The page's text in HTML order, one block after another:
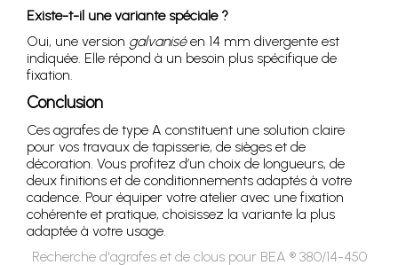
Existe-t-il une variante spéciale ?
Oui, une version galvaniséen 14 mm divergente est
indiquée. Elle répond à un besoin plus spécifique de
fixation.
Conclusion
Ces agrafes de type A constituent une solution claire
pour vos travaux de tapisserie, de sièges et de
décoration. Vous profitez d’un choix de longueurs, de
deux finitions et de conditionnements adaptés à votre
cadence. Pour équiper votre atelier avec une fixation
cohérente et pratique, choisissez la variante la plus
adaptée à votre usage.
Recherche d'agrafes et de clous pour BEA ® 380/14-450